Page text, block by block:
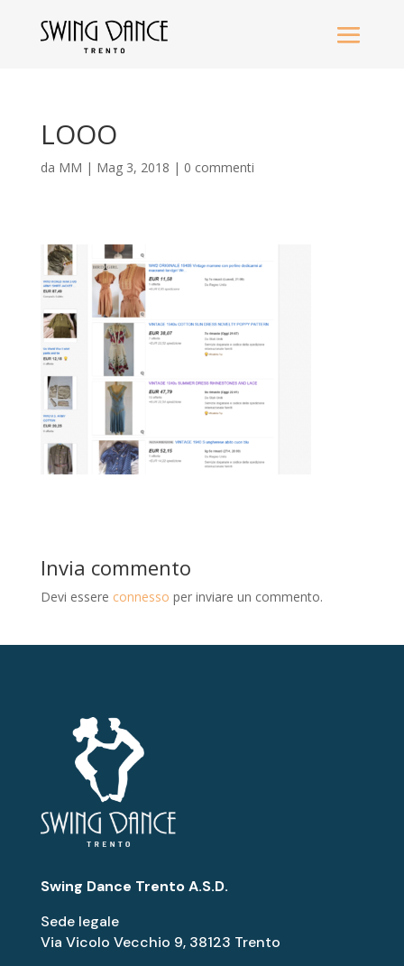
LOOO
da MM | Mag 3, 2018 | 0 commenti
Invia commento
Devi essere connesso per inviare un commento.
Swing Dance Trento A.S.D.
Sede legale
Via Vicolo Vecchio 9, 38123 Trento